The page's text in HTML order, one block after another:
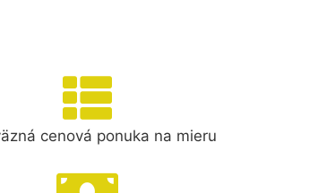
cenová ponuka na mieru